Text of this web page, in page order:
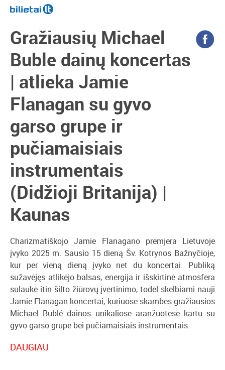
Gražiausių Michael
Buble dainų koncertas
| atlieka Jamie
Flanagan su gyvo
garso grupe ir
pučiamaisiais
instrumentais
(Didžioji Britanija) |
Kaunas
Charizmatiškojo Jamie Flanagano premjera Lietuvoje
įvyko 2025 m. Sausio 15 dieną Šv. Kotrynos Bažnyčioje,
kur per vieną dieną įvyko net du koncertai. Publiką
sužavėjęs atlikėjo balsas, energija ir išskirtinė atmosfera
sulaukė itin šilto žiūrovų įvertinimo, todėl skelbiami nauji
Jamie Flanagan koncertai, kuriuose skambės gražiausios
Michael Bublé dainos unikaliose aranžuotėse kartu su
gyvo garso grupe bei pučiamaisiais instrumentais.
Gražiausių Michael Bublé dainų koncerto atmosfera
DAUGIAU